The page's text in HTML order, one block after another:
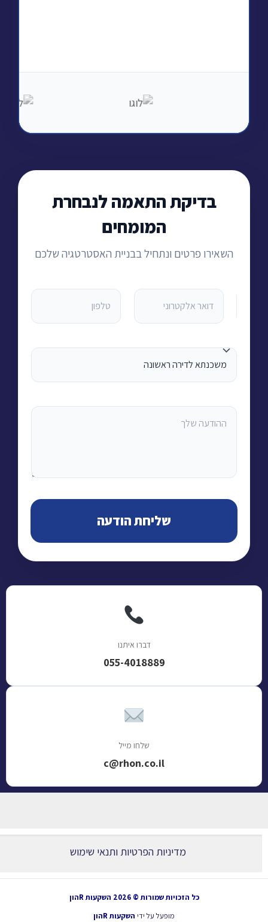
בדיקת התאמה לנבחרת
המומחים
השאירו פרטים ונתחיל בבניית האסטרטגיה שלכם
שליחת הודעה
דברו איתנו
055-4018889
שלחו מייל
c@rhon.co.il
מדיניות הפרטיות ותנאי שימוש
כל הזכויות שמורות © 2026 השקעות Rהון
מופעל על ידיהשקעות Rהון